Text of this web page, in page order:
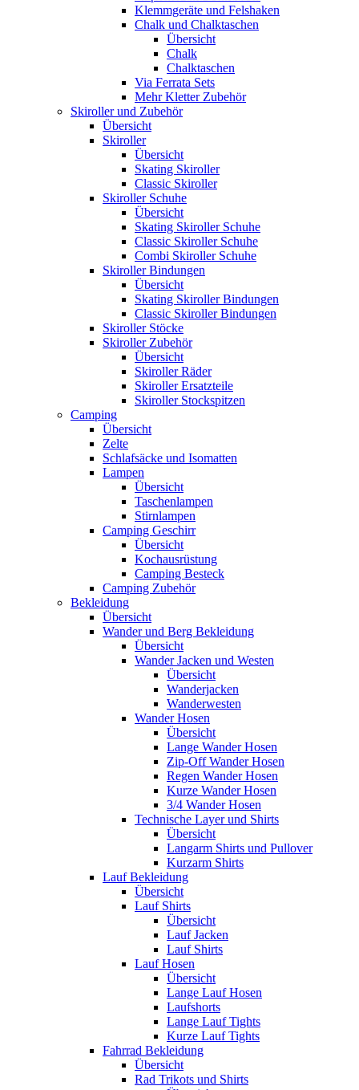
Klemmgeräte und Felshaken
Chalk und Chalktaschen
Übersicht
Chalk
Chalktaschen
Via Ferrata Sets
Mehr Kletter Zubehör
Skiroller und Zubehör
Übersicht
Skiroller
Übersicht
Skating Skiroller
Classic Skiroller
Skiroller Schuhe
Übersicht
Skating Skiroller Schuhe
Classic Skiroller Schuhe
Combi Skiroller Schuhe
Skiroller Bindungen
Übersicht
Skating Skiroller Bindungen
Classic Skiroller Bindungen
Skiroller Stöcke
Skiroller Zubehör
Übersicht
Skiroller Räder
Skiroller Ersatzteile
Skiroller Stockspitzen
Camping
Übersicht
Zelte
Schlafsäcke und Isomatten
Lampen
Übersicht
Taschenlampen
Stirnlampen
Camping Geschirr
Übersicht
Kochausrüstung
Camping Besteck
Camping Zubehör
Bekleidung
Übersicht
Wander und Berg Bekleidung
Übersicht
Wander Jacken und Westen
Übersicht
Wanderjacken
Wanderwesten
Wander Hosen
Übersicht
Lange Wander Hosen
Zip-Off Wander Hosen
Regen Wander Hosen
Kurze Wander Hosen
3/4 Wander Hosen
Technische Layer und Shirts
Übersicht
Langarm Shirts und Pullover
Kurzarm Shirts
Lauf Bekleidung
Übersicht
Lauf Shirts
Übersicht
Lauf Jacken
Lauf Shirts
Lauf Hosen
Übersicht
Lange Lauf Hosen
Laufshorts
Lange Lauf Tights
Kurze Lauf Tights
Fahrrad Bekleidung
Übersicht
Rad Trikots und Shirts